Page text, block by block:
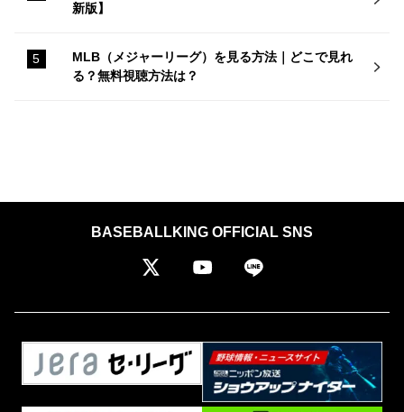
新版】
MLB（メジャーリーグ）を見る方法｜どこで見れ
る？無料視聴方法は？
BASEBALLKING OFFICIAL SNS